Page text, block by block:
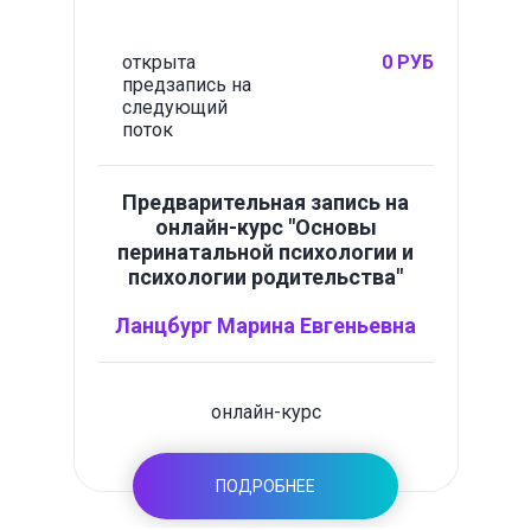
открыта
предзапись на
следующий
поток
0 РУБ
Предварительная запись на
онлайн-курс "Основы
перинатальной психологии и
психологии родительства"
Ланцбург Марина Евгеньевна
онлайн-курс
ПОДРОБНЕЕ